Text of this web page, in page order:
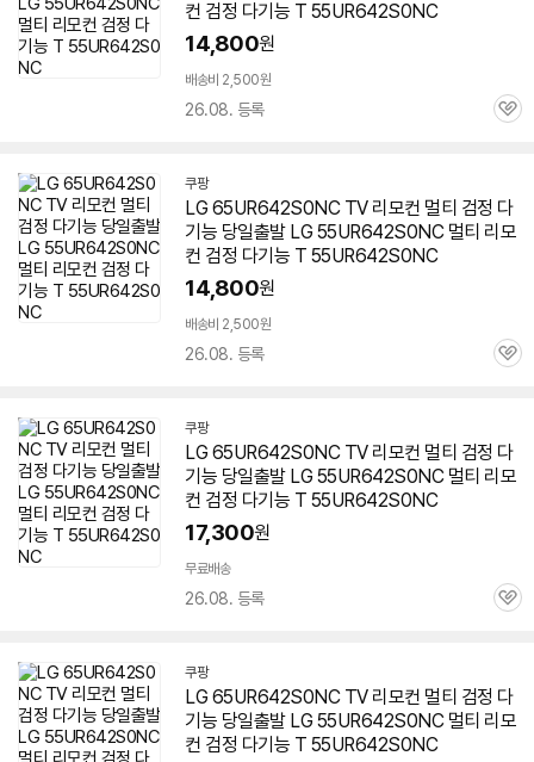
컨 검정 다기능 T 55UR642S0NC
14,800원
배송비 2,500원
26.08. 등록
관
쿠팡
LG 65UR642S0NC TV 리모컨 멀티 검정 다
기능 당일출발 LG 55UR642S0NC멀티 리모
컨 검정 다기능 T 55UR642S0NC
14,800원
배송비 2,500원
26.08. 등록
관
쿠팡
LG 65UR642S0NC TV 리모컨 멀티 검정 다
기능 당일출발 LG 55UR642S0NC멀티 리모
컨 검정 다기능 T 55UR642S0NC
17,300원
무료배송
26.08. 등록
관
쿠팡
LG 65UR642S0NC TV 리모컨 멀티 검정 다
기능 당일출발 LG 55UR642S0NC멀티 리모
컨 검정 다기능 T 55UR642S0NC